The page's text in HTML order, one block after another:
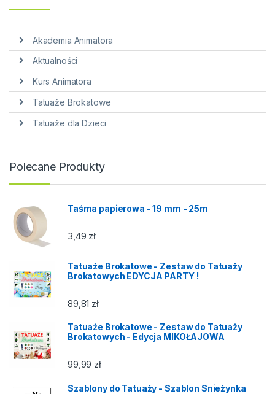
Akademia Animatora
Aktualności
Kurs Animatora
Tatuaże Brokatowe
Tatuaże dla Dzieci
Polecane Produkty
Taśma papierowa - 19 mm - 25m
3,49 zł
Tatuaże Brokatowe - Zestaw do Tatuaży
Brokatowych EDYCJA PARTY !
89,81 zł
Tatuaże Brokatowe - Zestaw do Tatuaży
Brokatowych - Edycja MIKOŁAJOWA
99,99 zł
Szablony do Tatuaży - Szablon Snieżynka